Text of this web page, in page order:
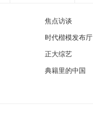
焦点访谈
时代楷模发布厅
正大综艺
典籍里的中国